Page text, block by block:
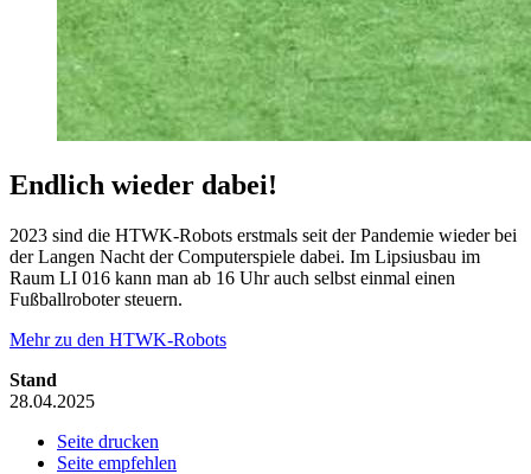
Endlich wieder dabei!
2023 sind die HTWK-Robots erstmals seit der Pandemie wieder bei
der Langen Nacht der Computerspiele dabei. Im Lipsiusbau im
Raum LI 016 kann man ab 16 Uhr auch selbst einmal einen
Fußballroboter steuern.
Mehr zu den HTWK-Robots
Stand
28.04.2025
Seite drucken
Seite empfehlen